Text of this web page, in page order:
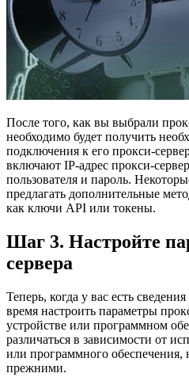
После того, как вы выбрали
необходимо будет получить
подключения к его прокси-
включают IP-адрес прокси-
пользователя и пароль.
предлагать дополнительные
как ключи API или токены.
Шаг 3. Настройте
сервера
Теперь, когда у вас есть
время настроить параметры
устройстве или программном
различаться в зависимости от
или программного
прежними.